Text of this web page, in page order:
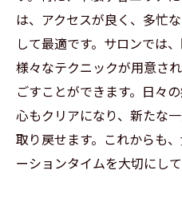
は、アクセスが良く、多忙
して最適です。サロンでは
様々なテクニックが用意さ
ごすことができます。日々
心もクリアになり、新たな
取り戻せます。これからも
ーションタイムを大切にして